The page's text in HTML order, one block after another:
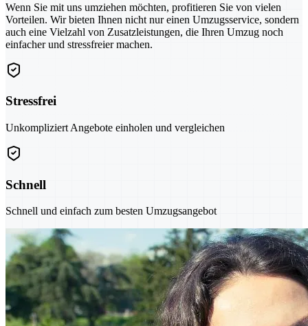
Wenn Sie mit uns umziehen möchten, profitieren Sie von vielen
Vorteilen. Wir bieten Ihnen nicht nur einen Umzugsservice, sondern
auch eine Vielzahl von Zusatzleistungen, die Ihren Umzug noch
einfacher und stressfreier machen.
Stressfrei
Unkompliziert Angebote einholen und vergleichen
Schnell
Schnell und einfach zum besten Umzugsangebot